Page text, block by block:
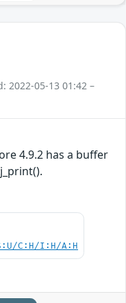
2022-05-13 01:42 –
4.9.2 has a buffer
C:H/I:H/A:H